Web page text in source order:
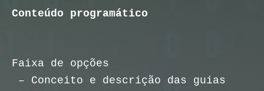
Conteúdo programático
Faixa de opções
– Conceito e descrição das guias